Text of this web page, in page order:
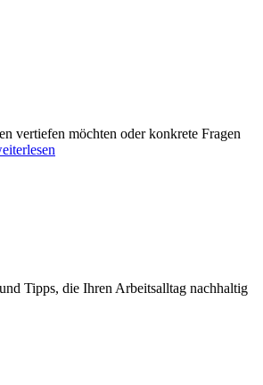
vertiefen möchten oder konkrete Fragen
Tipps, die Ihren Arbeitsalltag nachhaltig